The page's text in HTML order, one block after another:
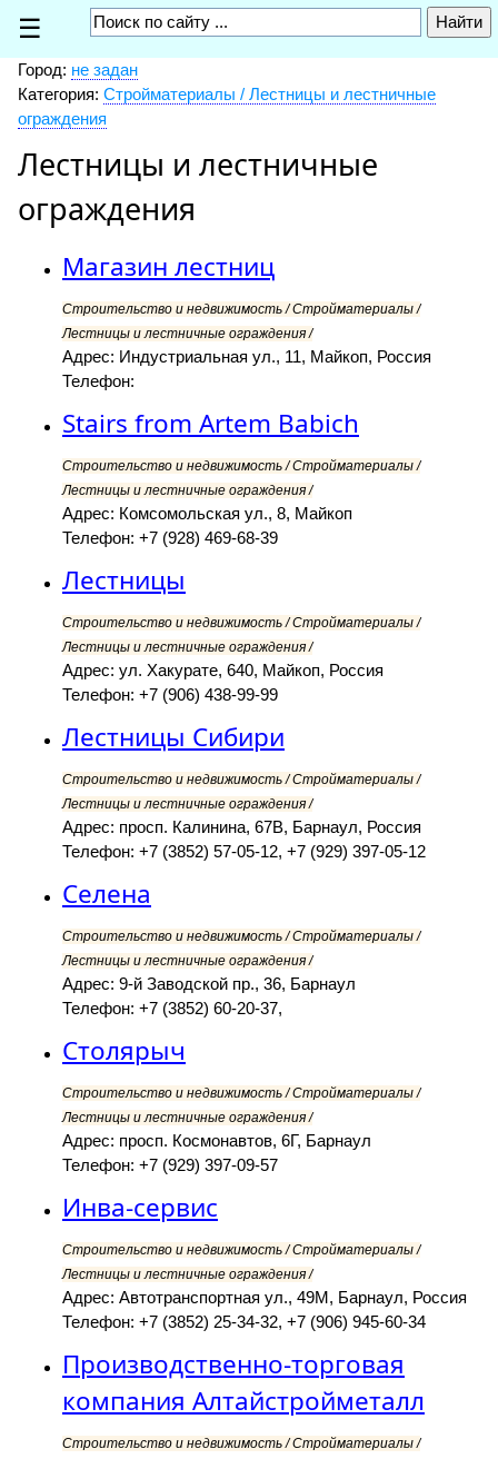
☰
Город: не задан
Категория: Стройматериалы / Лестницы и лестничные
ограждения
Лестницы и лестничные
ограждения
Магазин лестниц
Строительство и недвижимость / Стройматериалы /
Лестницы и лестничные ограждения /
Адрес: Индустриальная ул., 11, Майкоп, Россия
Телефон:
Stairs from Artem Babich
Строительство и недвижимость / Стройматериалы /
Лестницы и лестничные ограждения /
Адрес: Комсомольская ул., 8, Майкоп
Телефон: +7 (928) 469-68-39
Лестницы
Строительство и недвижимость / Стройматериалы /
Лестницы и лестничные ограждения /
Адрес: ул. Хакурате, 640, Майкоп, Россия
Телефон: +7 (906) 438-99-99
Лестницы Сибири
Строительство и недвижимость / Стройматериалы /
Лестницы и лестничные ограждения /
Адрес: просп. Калинина, 67В, Барнаул, Россия
Телефон: +7 (3852) 57-05-12, +7 (929) 397-05-12
Селена
Строительство и недвижимость / Стройматериалы /
Лестницы и лестничные ограждения /
Адрес: 9-й Заводской пр., 36, Барнаул
Телефон: +7 (3852) 60-20-37,
Столярыч
Строительство и недвижимость / Стройматериалы /
Лестницы и лестничные ограждения /
Адрес: просп. Космонавтов, 6Г, Барнаул
Телефон: +7 (929) 397-09-57
Инва-сервис
Строительство и недвижимость / Стройматериалы /
Лестницы и лестничные ограждения /
Адрес: Автотранспортная ул., 49М, Барнаул, Россия
Телефон: +7 (3852) 25-34-32, +7 (906) 945-60-34
Производственно-торговая
компания Алтайстройметалл
Строительство и недвижимость / Стройматериалы /